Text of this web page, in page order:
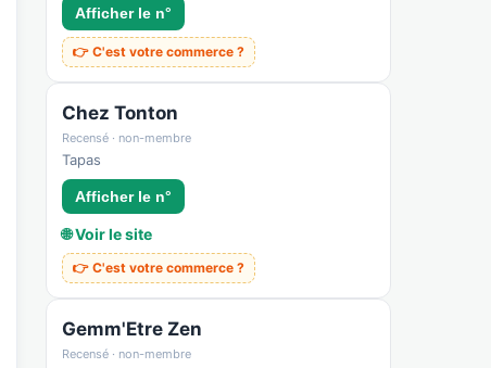
Afficher le n°
👉 C'est votre commerce ?
Chez Tonton
Recensé · non-membre
Tapas
Afficher le n°
🌐 Voir le site
👉 C'est votre commerce ?
Gemm'Etre Zen
Recensé · non-membre